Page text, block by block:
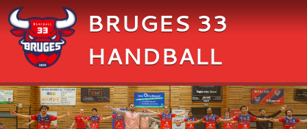
BRUGES 33
HANDBALL
Panneau de gestion des cookies